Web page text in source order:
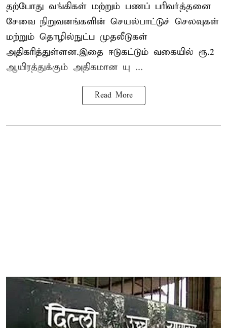
தற்போது வங்கிகள் மற்றும் பணப் பரிவர்த்தனை
சேவை நிறுவனங்களின் செயல்பாட்டுச் செலவுகள்
மற்றும் தொழில்நுட்ப முதலீடுகள்
அதிகரித்துள்ளன.இதை ஈடுகட்டும் வகையில் ரூ.2
ஆயிரத்துக்கும் அதிகமான யு ...
Read More